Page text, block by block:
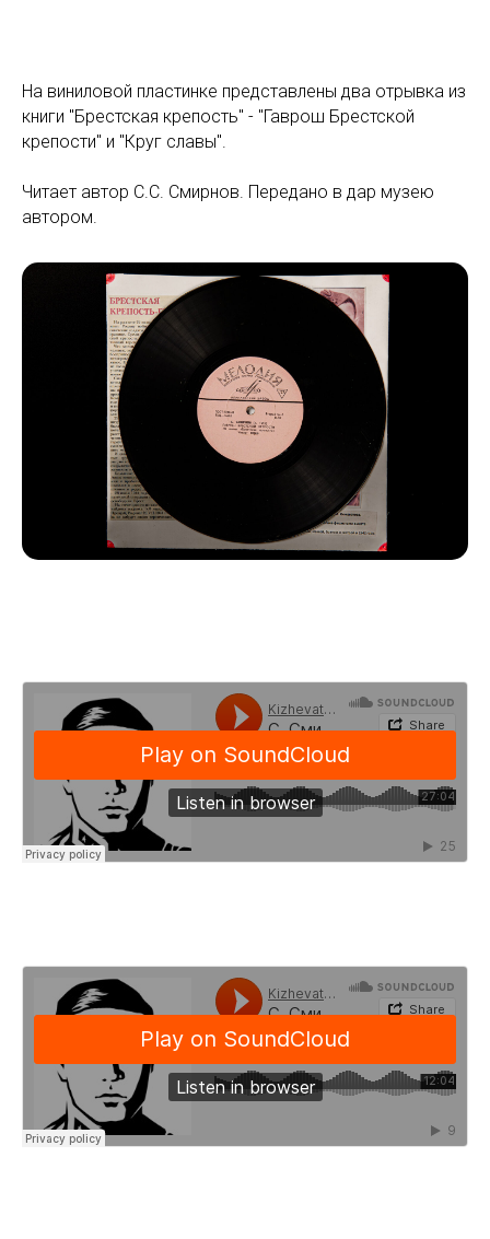
На виниловой пластинке представлены два отрывка из
книги "Брестская крепость" - "Гаврош Брестской
крепости" и "Круг славы".
Читает автор С.С. Смирнов. Передано в дар музею
автором.